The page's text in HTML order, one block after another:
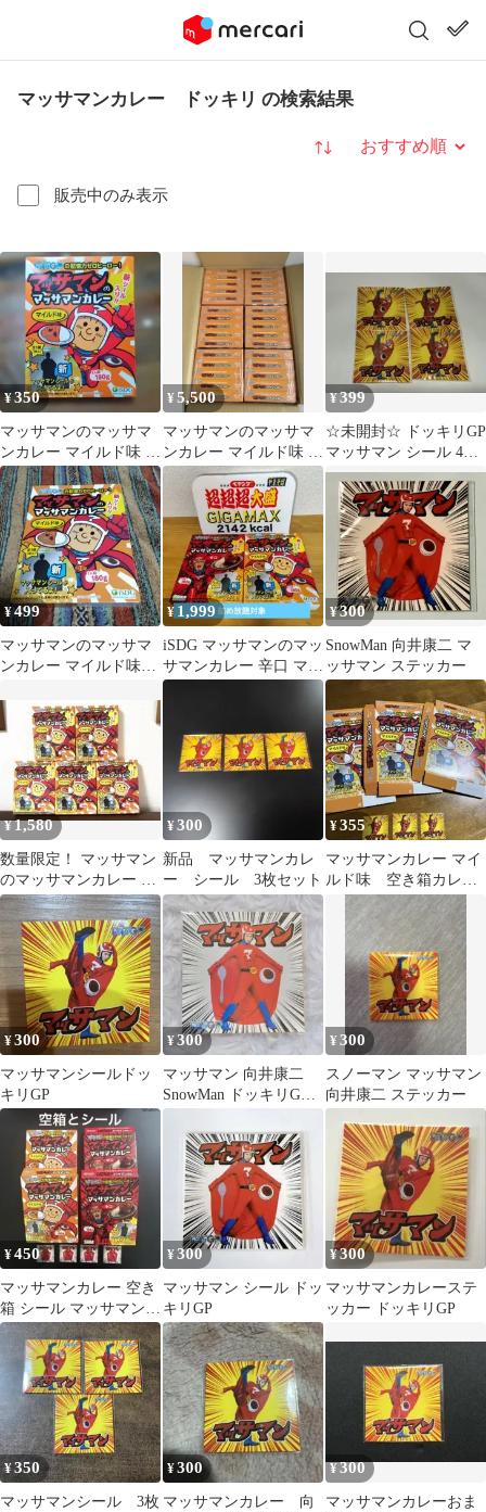
マッサマンカレー ドッキリ の検索結果
販売中のみ表示
並び替え
¥350
マッサマンのマッサマ
ンカレー マイルド味 ス
テッカー付き
¥5,500
マッサマンのマッサマ
ンカレー マイルド味 30
個セット（1箱）
¥399
☆未開封☆ ドッキリGP
マッサマン シール 4枚
セット
¥499
マッサマンのマッサマ
ンカレー マイルド味
リGP
¥ 1,999
iSDG マッサマンのマッ
サマンカレー 辛口 マイ
ルド味 2種セット
¥300
SnowMan 向井康二 マ
ッサマン ステッカー
¥1,580
数量限定！ マッサマン
のマッサマンカレー マ
イルド味 180g×5箱 シ
ール付き
¥300
新品 マッサマンカレ
ー シール 3枚セット
¥355
マッサマンカレー マイ
ルド味 空き箱カレー
なし３個 マッサマンシ
ール3枚
¥300
マッサマンシールドッ
キリGP
¥300
マッサマン 向井康二
SnowMan ドッキリGP
コラボカレー シール
¥300
スノーマン マッサマン
向井康二 ステッカー
¥450
マッサマンカレー 空き
箱 シール マッサマン
SnowMan 向井康二
¥300
マッサマン シール ドッ
キリGP
¥300
マッサマンカレーステ
ッカー ドッキリGP
¥350
マッサマンシール 3枚
¥300
マッサマンカレー 向
¥300
マッサマンカレーおま